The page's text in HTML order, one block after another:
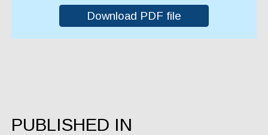
Download PDF file
PUBLISHED IN